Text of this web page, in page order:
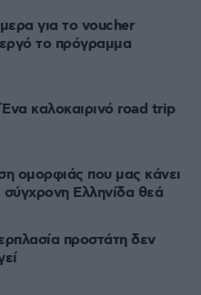
για το voucher
το πρόγραμμα
καλοκαιρινό road trip
ομορφιάς που μας κάνει
Ελληνίδα θεά
προστάτη δεν